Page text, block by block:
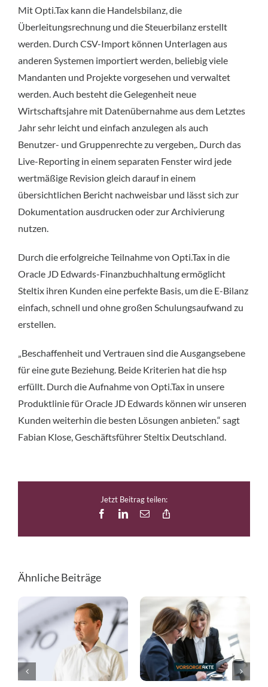
Mit Opti.Tax kann die Handelsbilanz, die
Überleitungsrechnung und die Steuerbilanz erstellt
werden. Durch CSV-Import können Unterlagen aus
anderen Systemen importiert werden, beliebig viele
Mandanten und Projekte vorgesehen und verwaltet
werden. Auch besteht die Gelegenheit neue
Wirtschaftsjahre mit Datenübernahme aus dem Letztes
Jahr sehr leicht und einfach anzulegen als auch
Benutzer- und Gruppenrechte zu vergeben,. Durch das
Live-Reporting in einem separaten Fenster wird jede
wertmäßige Revision gleich darauf in einem
übersichtlichen Bericht nachweisbar und lässt sich zur
Dokumentation ausdrucken oder zur Archivierung
nutzen.
Durch die erfolgreiche Teilnahme von Opti.Tax in die
Oracle JD Edwards-Finanzbuchhaltung ermöglicht
Steltix ihren Kunden eine perfekte Basis, um die E-Bilanz
einfach, schnell und ohne großen Schulungsaufwand zu
erstellen.
„Beschaffenheit und Vertrauen sind die Ausgangsebene
für eine gute Beziehung. Beide Kriterien hat die hsp
erfüllt. Durch die Aufnahme von Opti.Tax in unsere
Produktlinie für Oracle JD Edwards können wir unseren
Kunden weiterhin die besten Lösungen anbieten.“ sagt
Fabian Klose, Geschäftsführer Steltix Deutschland.
Jetzt Beitrag teilen:
FacebookLinkedIn
E-
Ähnliche Beiträge